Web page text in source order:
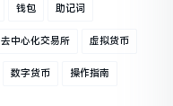
钱包 助记词
去中心化交易所 虚拟货币
数字货币 操作指南